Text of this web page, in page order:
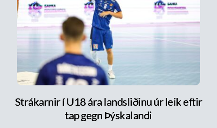
Strákarnir í U18 ára landsliðinu úr leik eftir
tap gegn Þýskalandi